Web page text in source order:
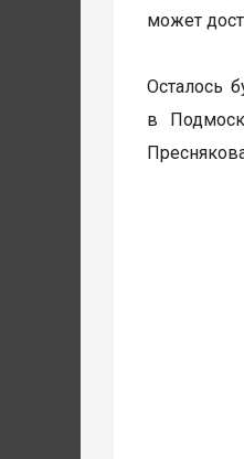
может
Осталось
в